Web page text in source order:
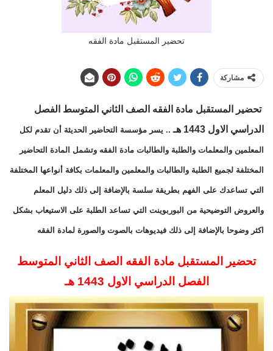
تحضير المستقبل مادة الفقه
مشاركة
تحضير المستقبل مادة الفقه الصف الثاني المتوسط الفصل
الدراسي الاول 1443 هـ
.. يسر مؤسسة التحاضير الحديثة أن تقدم لكل
المعلمين والمعلمات والطلبة والطالبات مادة الفقه وتشمل المادة التحاضير
المختلفة لجميع الطلبة والطالبات والمعلمين والمعلمات بكافة أنواعها المختلفة
التي تساعدك على الفهم بطريقة سلسة بالإضافة إلى ذلك دليل المعلم
والعروض التوضيحية من البوربوينت التي تساعد الطلبة على الاستيعاب بشكل
اكثر وضوحا بالإضافة إلى ذلك فيديوهات بالصوت والصورة لمادة الفقه
تحضير المستقبل مادة الفقه الصف الثاني المتوسط
الفصل الدراسي الاول 1443 هـ